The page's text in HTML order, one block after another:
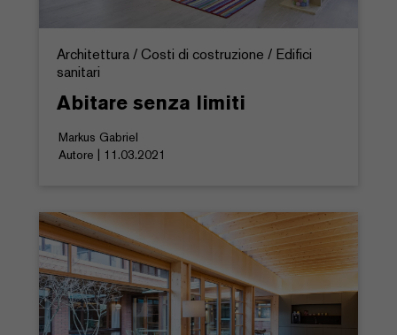
Architettura / Costi di costruzione / Edifici
sanitari
Abitare senza limiti
Markus Gabriel
Autore | 11.03.2021